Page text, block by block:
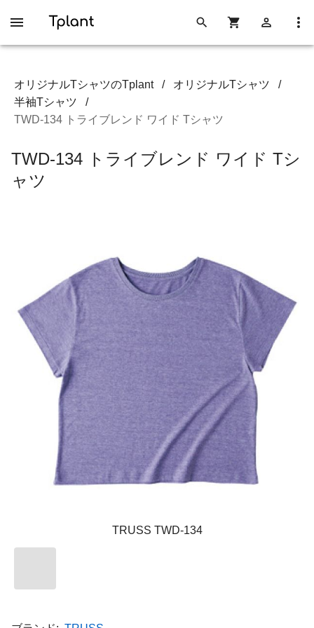
オリジナルTシャツのTplant / オリジナルTシャツ
/
半袖Tシャツ
/
TWD-134 トライブレンド ワイド Tシャツ
TWD-134 トライブレンド ワイド Tシ
ャツ
TRUSS TWD-134